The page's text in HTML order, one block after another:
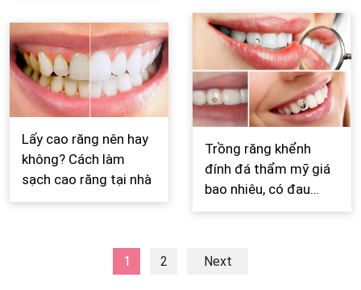
Lấy cao răng nên hay
không? Cách làm
sạch cao răng tại nhà
Trồng răng khểnh
đính đá thẩm mỹ giá
bao nhiêu, có đau
không?
1 2 Next